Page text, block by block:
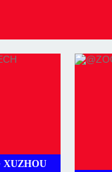
XUZHOU